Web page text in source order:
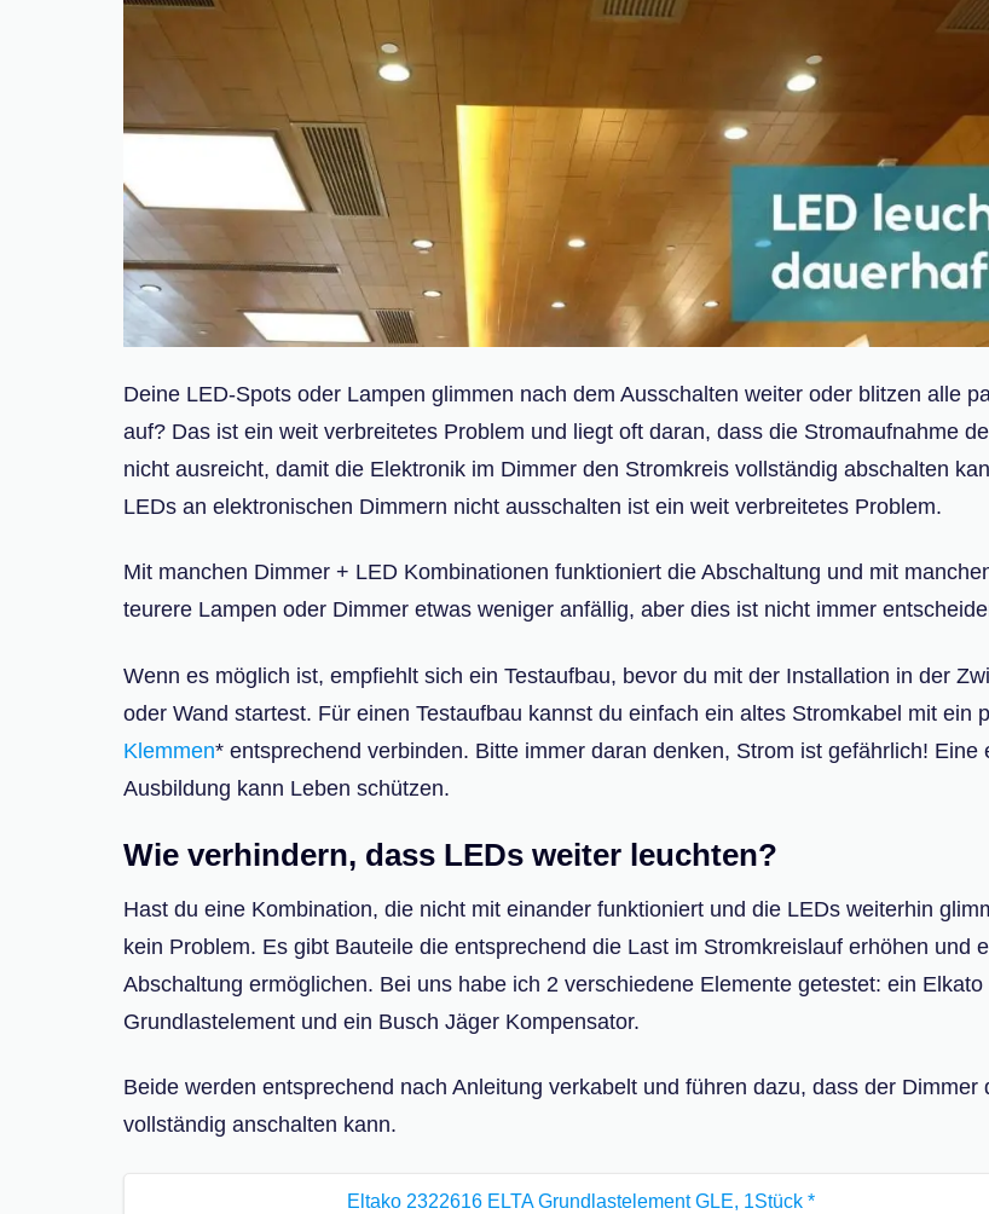
Deine LED-Spots oder Lampen glimmen nach dem Ausschalten weiter oder blitzen alle
auf? Das ist ein weit verbreitetes Problem und liegt oft daran, dass die Stromaufnahme
nicht ausreicht, damit die Elektronik im Dimmer den Stromkreis vollständig abschalten
LEDs an elektronischen Dimmern nicht ausschalten ist ein weit verbreitetes Problem.
Mit manchen Dimmer + LED Kombinationen funktioniert die Abschaltung und mit
teurere Lampen oder Dimmer etwas weniger anfällig, aber dies ist nicht immer
Wenn es möglich ist, empfiehlt sich ein Testaufbau, bevor du mit der Installation in der
oder Wand startest. Für einen Testaufbau kannst du einfach ein altes Stromkabel mit ein
Klemmen* entsprechend verbinden. Bitte immer daran denken, Strom ist gefährlich! Eine
Ausbildung kann Leben schützen.
Wie verhindern, dass LEDs weiter leuchten?
Hast du eine Kombination, die nicht mit einander funktioniert und die LEDs weiterhin
kein Problem. Es gibt Bauteile die entsprechend die Last im Stromkreislauf erhöhen und
Abschaltung ermöglichen. Bei uns habe ich 2 verschiedene Elemente getestet: ein Elkato
Grundlastelement und ein Busch Jäger Kompensator.
Beide werden entsprechend nach Anleitung verkabelt und führen dazu, dass der Dimmer
vollständig anschalten kann.
Eltako 2322616 ELTA Grundlastelement GLE, 1Stück *